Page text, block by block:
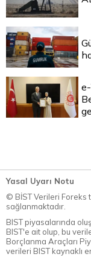
Yasal Uyarı Notu
© BİST Verileri Foreks
sağlanmaktadır.
BIST piyasalarında
BIST'e ait olup, bu
Borçlanma Araçları
verileri BIST kaynaklı